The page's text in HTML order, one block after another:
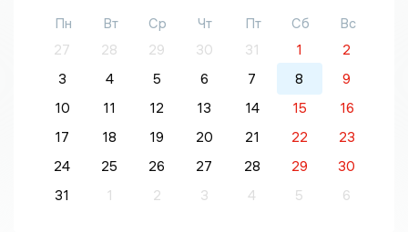
Пн Вт Ср Чт Пт Сб
Вс
27
28 29 30 31 1
2
3
4 5 6 7 8
9
10
11 12 13 14 15
16
17
18 19 20 21 22
23
24
25 26 27 28 29
30
31
1 2 3 4 5 6